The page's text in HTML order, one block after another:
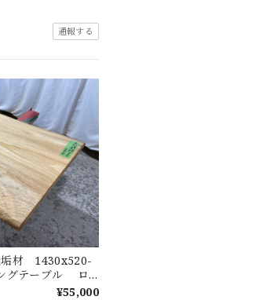
通報する
材 1430x520-
グテーブル ロ
ーブル 天板 樟
¥55,000